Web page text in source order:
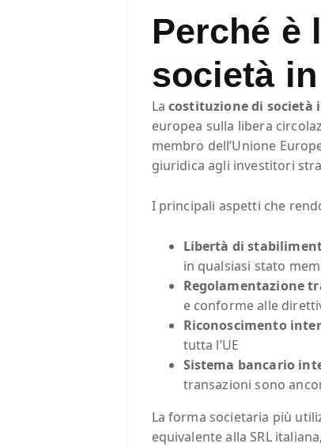
Perché è
società
La costituzione di società
europea sulla libera
membro dell’Unione
giuridica agli investitori
I principali aspetti che
Libertà di
in qualsiasi stato
Regolamentazione
e conforme alle
Riconoscimento
tutta l’UE
Sistema bancario
transazioni sono
La forma societaria più
equivalente alla SRL